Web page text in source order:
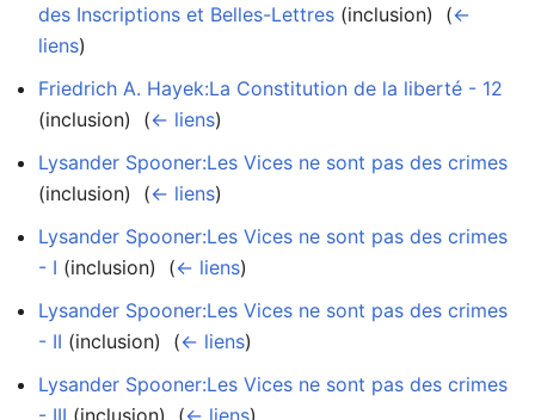
des Inscriptions et Belles-Lettres (inclusion) ‎ (←
liens)
Friedrich A. Hayek:La Constitution de la liberté - 12
(inclusion) ‎ (← liens)
Lysander Spooner:Les Vices ne sont pas des crimes
(inclusion) ‎ (← liens)
Lysander Spooner:Les Vices ne sont pas des crimes
- I (inclusion) ‎ (← liens)
Lysander Spooner:Les Vices ne sont pas des crimes
- II (inclusion) ‎ (← liens)
Lysander Spooner:Les Vices ne sont pas des crimes
- III (inclusion) ‎ (← liens)